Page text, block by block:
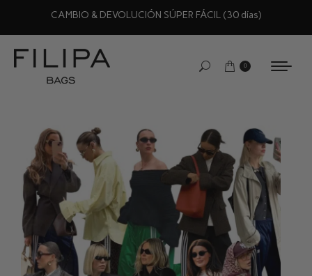
CAMBIO & DEVOLUCIÓN SÚPER FÁCIL (30 días)
0